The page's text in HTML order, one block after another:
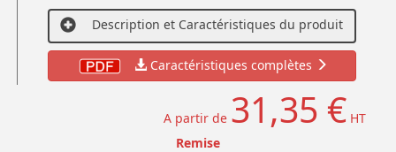
Description et Caractéristiques du produit
Caractéristiques complètes
A partir de 31,35 € HT
Remise